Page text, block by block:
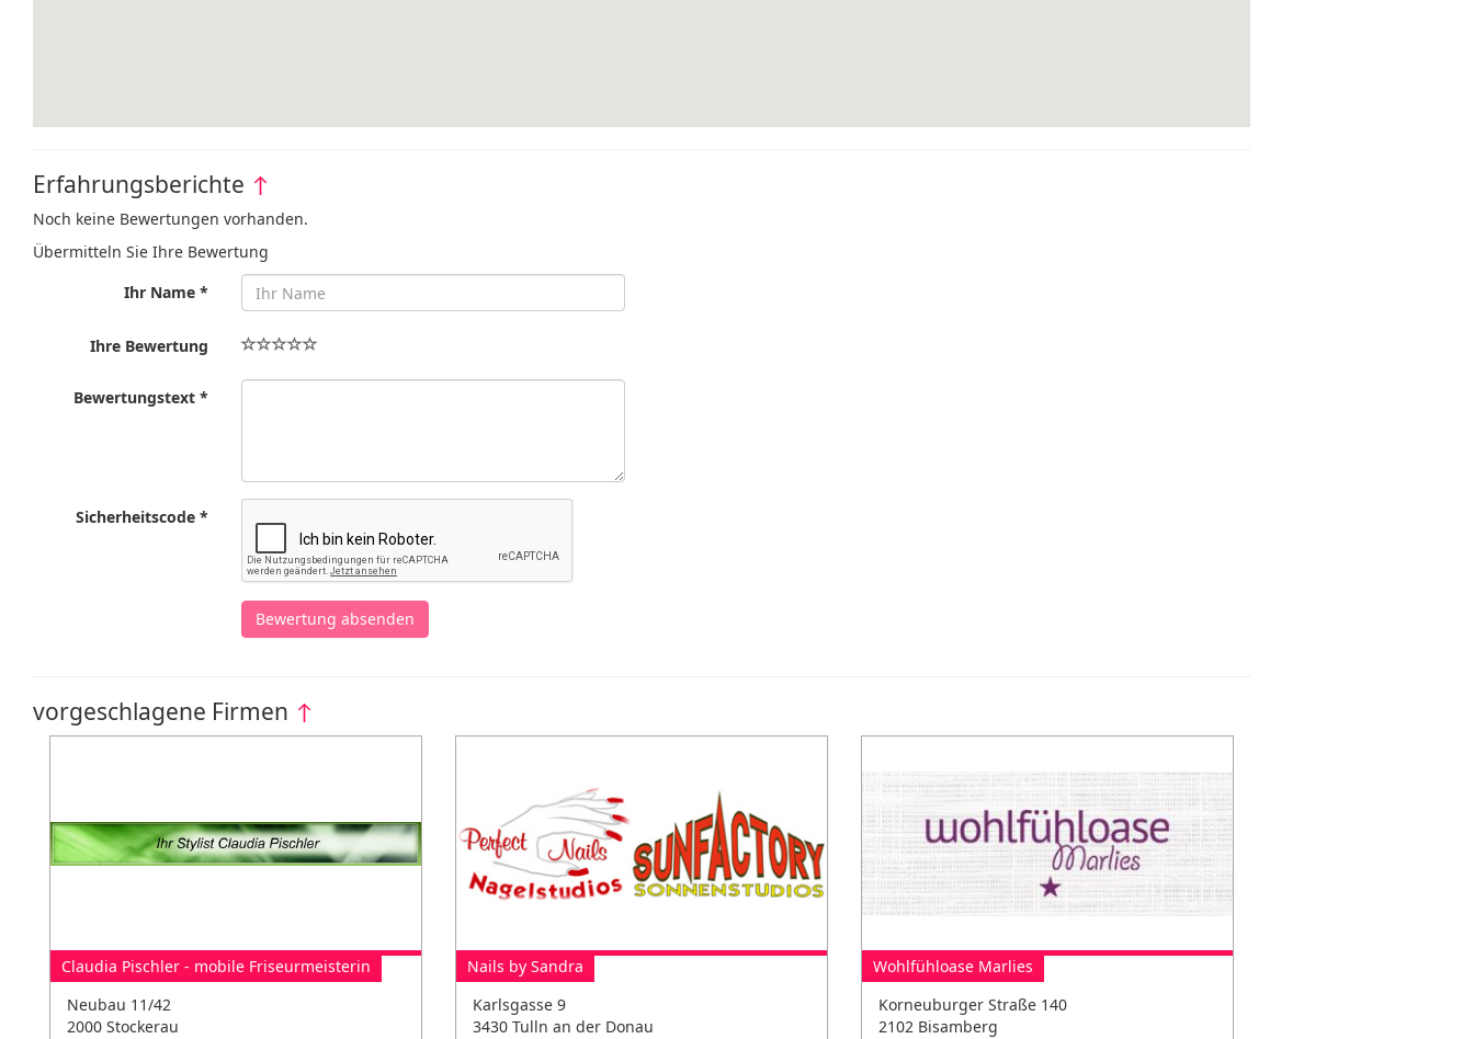
Erfahrungsberichte ↑
Noch keine Bewertungen vorhanden.
Übermitteln Sie Ihre Bewertung
Ihr Name *
Ihre Bewertung
Bewertungstext *
Sicherheitscode *
Bewertung absenden
vorgeschlagene Firmen ↑
Claudia Pischler - mobile Friseurmeisterin
Neubau 11/42
2000 Stockerau
Nails by Sandra
Karlsgasse 9
3430 Tulln an der Donau
Wohlfühloase Marlies
Korneuburger Straße 140
2102 Bisamberg